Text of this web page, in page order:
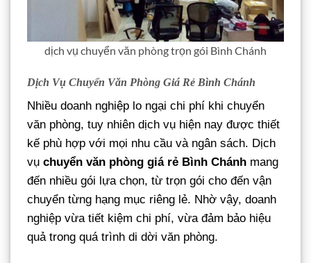
dịch vụ chuyển văn phòng trọn gói Bình Chánh
Dịch Vụ Chuyển Văn Phòng Giá Rẻ Bình Chánh
Nhiều doanh nghiệp lo ngại chi phí khi chuyển
văn phòng, tuy nhiên dịch vụ hiện nay được thiết
kế phù hợp với mọi nhu cầu và ngân sách. Dịch
vụ chuyển văn phòng giá rẻ Bình Chánh mang
đến nhiều gói lựa chọn, từ trọn gói cho đến vận
chuyển từng hạng mục riêng lẻ. Nhờ vậy, doanh
nghiệp vừa tiết kiệm chi phí, vừa đảm bảo hiệu
quả trong quá trình di dời văn phòng.